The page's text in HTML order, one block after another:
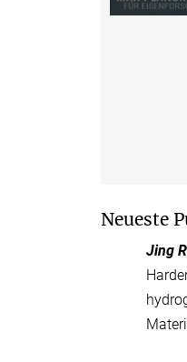
Neueste
Jing